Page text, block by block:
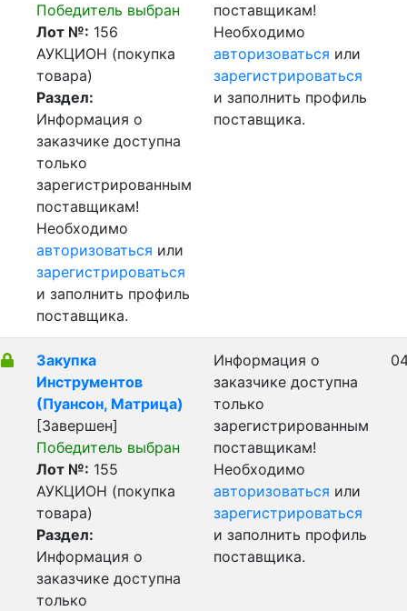
Победитель выбран
Лот №: 156
АУКЦИОН (покупка
товара)
Раздел:
Информация о
заказчике доступна
только
зарегистрированным
поставщикам!
Необходимо
авторизоваться или
зарегистрироваться
и заполнить профиль
поставщика.
поставщикам!
Необходимо
авторизоваться или
зарегистрироваться
и заполнить профиль
поставщика.
Закупка
Инструментов
(Пуансон, Матрица)
[Завершен]
Победитель выбран
Лот №: 155
АУКЦИОН (покупка
товара)
Раздел:
Информация о
заказчике доступна
только
Информация о
заказчике доступна
только
зарегистрированным
поставщикам!
Необходимо
авторизоваться или
зарегистрироваться
и заполнить профиль
поставщика.